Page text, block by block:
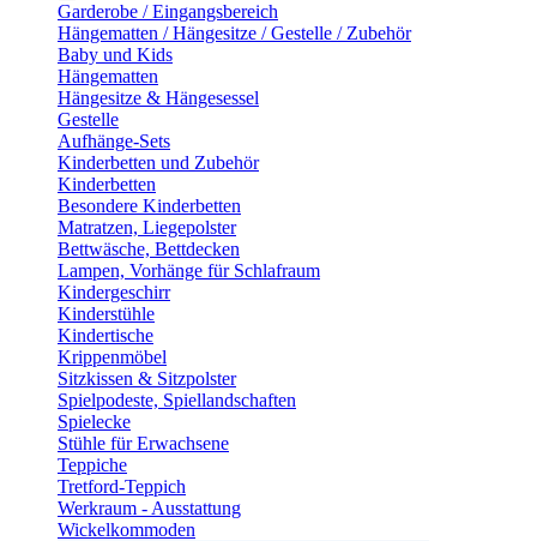
Garderobe / Eingangsbereich
Hängematten / Hängesitze / Gestelle / Zubehör
Baby und Kids
Hängematten
Hängesitze & Hängesessel
Gestelle
Aufhänge-Sets
Kinderbetten und Zubehör
Kinderbetten
Besondere Kinderbetten
Matratzen, Liegepolster
Bettwäsche, Bettdecken
Lampen, Vorhänge für Schlafraum
Kindergeschirr
Kinderstühle
Kindertische
Krippenmöbel
Sitzkissen & Sitzpolster
Spielpodeste, Spiellandschaften
Spielecke
Stühle für Erwachsene
Teppiche
Tretford-Teppich
Werkraum - Ausstattung
Wickelkommoden